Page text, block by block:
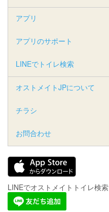
アプリ
アプリのサポート
LINEでトイレ検索
オストメイトJPについて
チラシ
お問合わせ
LINEでオストメイトトイレ検索